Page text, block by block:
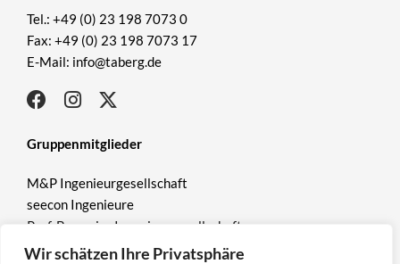
Wir schätzen Ihre Privatsphäre
Gruppenmitglieder
M&P Ingenieurgesellschaft
seecon Ingenieure
Prof. Burmeier Ingenieurgesellschaft
T&P Beratende Ingenieure
Tel.: +49 (0) 23 198 7073 0
Fax: +49 (0) 23 198 7073 17
E-Mail: info@taberg.de